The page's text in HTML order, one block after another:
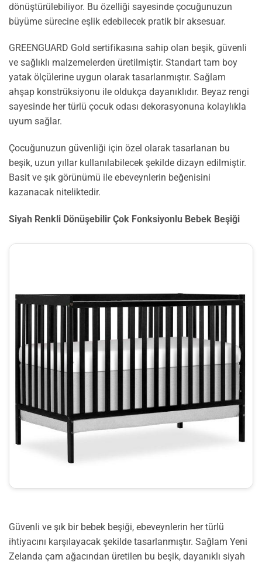
dönüştürülebiliyor. Bu özelliği sayesinde çocuğunuzun
büyüme sürecine eşlik edebilecek pratik bir aksesuar.
GREENGUARD Gold sertifikasına sahip olan beşik, güvenli
ve sağlıklı malzemelerden üretilmiştir. Standart tam boy
yatak ölçülerine uygun olarak tasarlanmıştır. Sağlam
ahşap konstrüksiyonu ile oldukça dayanıklıdır. Beyaz rengi
sayesinde her türlü çocuk odası dekorasyonuna kolaylıkla
uyum sağlar.
Çocuğunuzun güvenliği için özel olarak tasarlanan bu
beşik, uzun yıllar kullanılabilecek şekilde dizayn edilmiştir.
Basit ve şık görünümü ile ebeveynlerin beğenisini
kazanacak niteliktedir.
Siyah Renkli Dönüşebilir Çok Fonksiyonlu Bebek Beşiği
Güvenli ve şık bir bebek beşiği, ebeveynlerin her türlü
ihtiyacını karşılayacak şekilde tasarlanmıştır. Sağlam Yeni
Zelanda çam ağacından üretilen bu beşik, dayanıklı siyah